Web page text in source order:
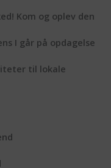
Kom og oplev den
I går på opdagelse
til lokale